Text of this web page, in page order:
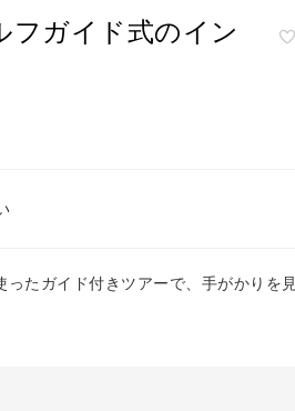
フガイド式のイン
たガイド付きツアーで、手がかりを